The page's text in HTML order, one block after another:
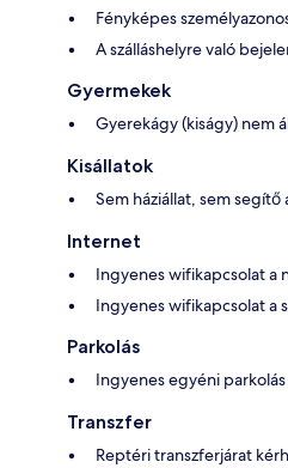
Fényképes
A szálláshelyre való
Gyermekek
Gyerekágy (kiságy) nem
Kisállatok
Sem háziállat, sem
Internet
Ingyenes wifikapcsolat a
Ingyenes wifikapcsolat a
Parkolás
Ingyenes egyéni
Transzfer
Reptéri transzferjárat